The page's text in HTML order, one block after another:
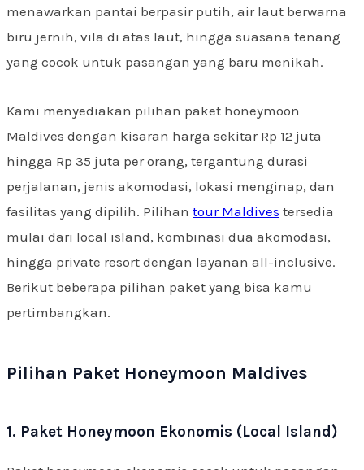
menawarkan pantai berpasir putih, air laut berwarna
biru jernih, vila di atas laut, hingga suasana tenang
yang cocok untuk pasangan yang baru menikah.
Kami menyediakan pilihan paket honeymoon
Maldives dengan kisaran harga sekitar Rp 12 juta
hingga Rp 35 juta per orang, tergantung durasi
perjalanan, jenis akomodasi, lokasi menginap, dan
fasilitas yang dipilih. Pilihan tour Maldives tersedia
mulai dari local island, kombinasi dua akomodasi,
hingga private resort dengan layanan all-inclusive.
Berikut beberapa pilihan paket yang bisa kamu
pertimbangkan.
Pilihan Paket Honeymoon Maldives
1. Paket Honeymoon Ekonomis (Local Island)